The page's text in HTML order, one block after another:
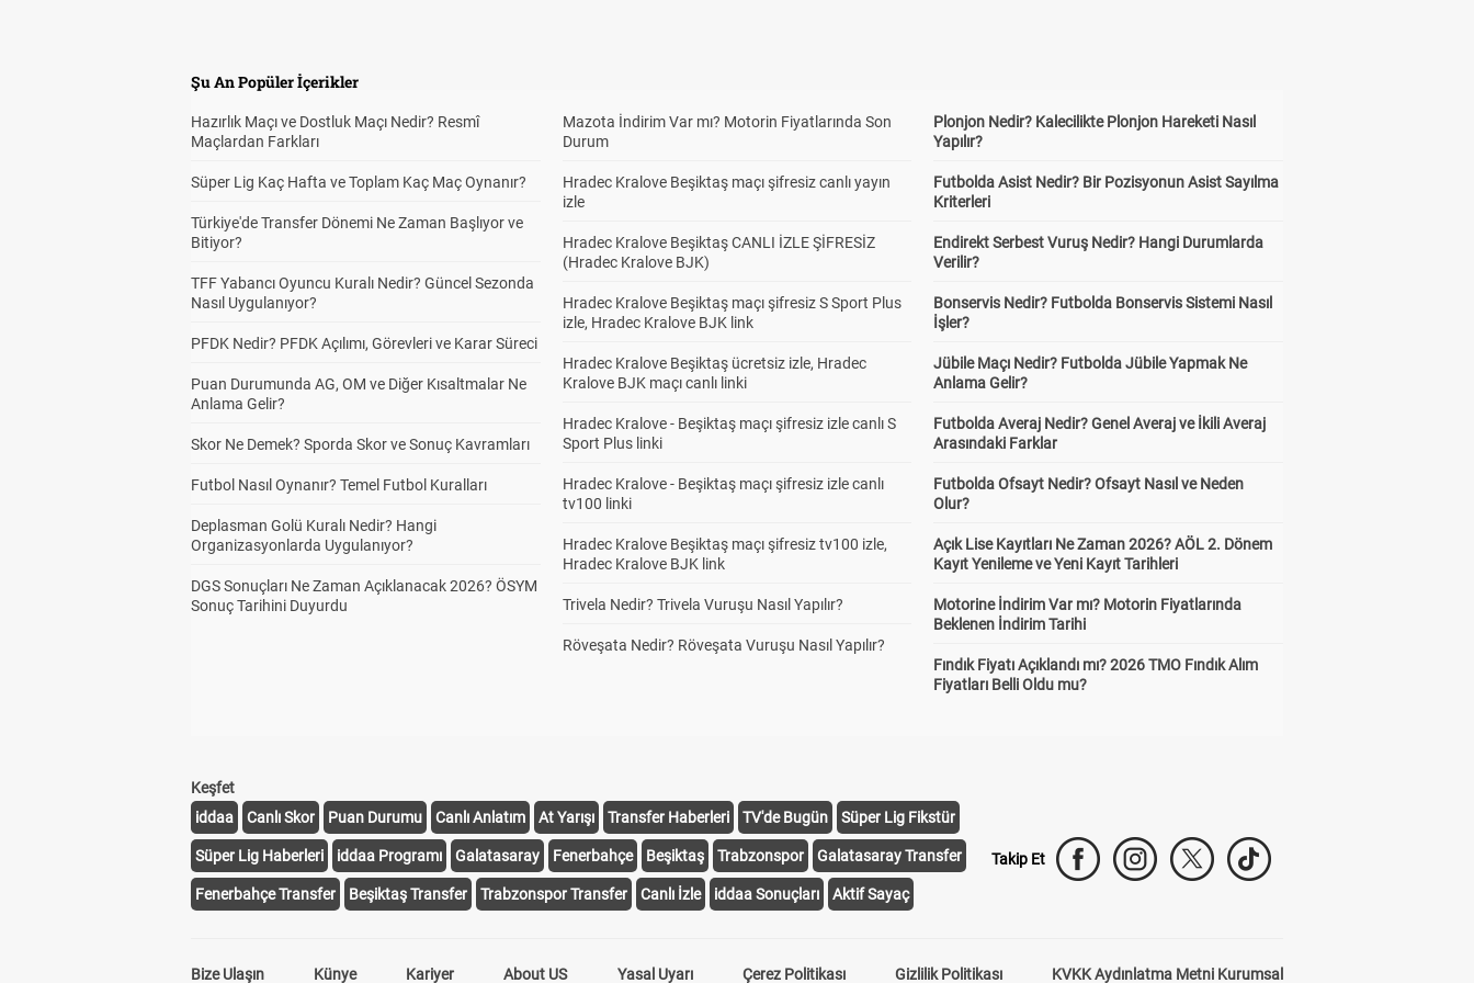
Şu An Popüler İçerikler
Hazırlık Maçı ve Dostluk Maçı Nedir? Resmî
Maçlardan Farkları
Süper Lig Kaç Hafta ve Toplam Kaç Maç Oynanır?
Türkiye'de Transfer Dönemi Ne Zaman Başlıyor ve
Bitiyor?
TFF Yabancı Oyuncu Kuralı Nedir? Güncel Sezonda
Nasıl Uygulanıyor?
PFDK Nedir? PFDK Açılımı, Görevleri ve Karar Süreci
Puan Durumunda AG, OM ve Diğer Kısaltmalar Ne
Anlama Gelir?
Skor Ne Demek? Sporda Skor ve Sonuç Kavramları
Futbol Nasıl Oynanır? Temel Futbol Kuralları
Deplasman Golü Kuralı Nedir? Hangi
Organizasyonlarda Uygulanıyor?
DGS Sonuçları Ne Zaman Açıklanacak 2026? ÖSYM
Sonuç Tarihini Duyurdu
Mazota İndirim Var mı? Motorin Fiyatlarında Son
Durum
Hradec Kralove Beşiktaş maçı şifresiz canlı yayın
izle
Hradec Kralove Beşiktaş CANLI İZLE ŞİFRESİZ
(Hradec Kralove BJK)
Hradec Kralove Beşiktaş maçı şifresiz S Sport Plus
izle, Hradec Kralove BJK link
Hradec Kralove Beşiktaş ücretsiz izle, Hradec
Kralove BJK maçı canlı linki
Hradec Kralove - Beşiktaş maçı şifresiz izle canlı S
Sport Plus linki
Hradec Kralove - Beşiktaş maçı şifresiz izle canlı
tv100 linki
Hradec Kralove Beşiktaş maçı şifresiz tv100 izle,
Hradec Kralove BJK link
Trivela Nedir? Trivela Vuruşu Nasıl Yapılır?
Röveşata Nedir? Röveşata Vuruşu Nasıl Yapılır?
Plonjon Nedir? Kalecilikte Plonjon Hareketi Nasıl
Yapılır?
Futbolda Asist Nedir? Bir Pozisyonun Asist Sayılma
Kriterleri
Endirekt Serbest Vuruş Nedir? Hangi Durumlarda
Verilir?
Bonservis Nedir? Futbolda Bonservis Sistemi Nasıl
İşler?
Jübile Maçı Nedir? Futbolda Jübile Yapmak Ne
Anlama Gelir?
Futbolda Averaj Nedir? Genel Averaj ve İkili Averaj
Arasındaki Farklar
Futbolda Ofsayt Nedir? Ofsayt Nasıl ve Neden
Olur?
Açık Lise Kayıtları Ne Zaman 2026? AÖL 2. Dönem
Kayıt Yenileme ve Yeni Kayıt Tarihleri
Motorine İndirim Var mı? Motorin Fiyatlarında
Beklenen İndirim Tarihi
Fındık Fiyatı Açıklandı mı? 2026 TMO Fındık Alım
Fiyatları Belli Oldu mu?
Keşfet
iddaa
Canlı Skor Puan Durumu Canlı Anlatım At Yarışı Transfer Haberleri TV'de Bugün Süper Lig Fikstür
Süper Lig Haberleri iddaa Programı Galatasaray Fenerbahçe Beşiktaş Trabzonspor Galatasaray Transfer
Fenerbahçe Transfer Beşiktaş Transfer Trabzonspor Transfer Canlı İzle iddaa Sonuçları Aktif Sayaç
Takip Et
Bize Ulaşın Künye Kariyer About US Yasal Uyarı Çerez Politikası Gizlilik Politikası KVKK Aydınlatma Metni Kurumsal